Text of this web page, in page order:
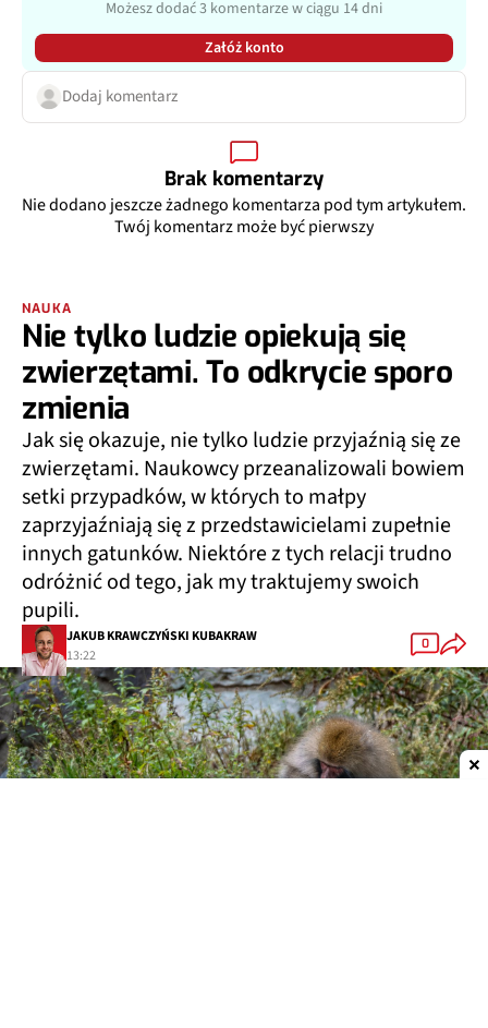
Możesz dodać 3 komentarze w ciągu 14 dni
Załóż konto
Dodaj komentarz
Brak komentarzy
Nie dodano jeszcze żadnego komentarza pod tym artykułem.
Twój komentarz może być pierwszy
NAUKA
Nie tylko ludzie opiekują się
zwierzętami. To odkrycie sporo
zmienia
Jak się okazuje, nie tylko ludzie przyjaźnią się ze
zwierzętami. Naukowcy przeanalizowali bowiem
setki przypadków, w których to małpy
zaprzyjaźniają się z przedstawicielami zupełnie
innych gatunków. Niektóre z tych relacji trudno
odróżnić od tego, jak my traktujemy swoich
pupili.
JAKUB KRAWCZYŃSKI KUBAKRAW
13:22
0